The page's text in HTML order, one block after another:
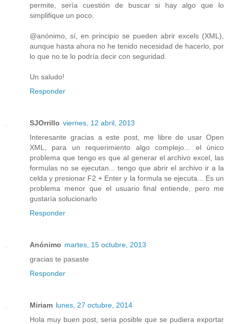
permite, sería cuestión de buscar si hay algo que lo
simplifique un poco.
@anónimo, sí, en principio se pueden abrir excels (XML),
aunque hasta ahora no he tenido necesidad de hacerlo, por
lo que no te lo podría decir con seguridad.
Un saludo!
Responder
SJOrrillo viernes, 12 abril, 2013
Interesante gracias a este post, me libre de usar Open
XML, para un requerimiento algo complejo... el único
problema que tengo es que al generar el archivo excel, las
formulas no se ejecutan... tengo que abrir el archivo ir a la
celda y presionar F2 + Enter y la formula se ejecuta... Es un
problema menor que el usuario final entiende, pero me
gustaría solucionarlo
Responder
Anónimo martes, 15 octubre, 2013
gracias te pasaste
Responder
Miriam lunes, 27 octubre, 2014
Hola muy buen post, seria posible que se pudiera exportar